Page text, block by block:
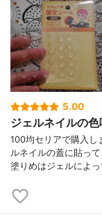
5.00
ジェルネイルの色
100均セリアで購入し
ルネイルの蓋に貼っ
塗りめはジェルによ